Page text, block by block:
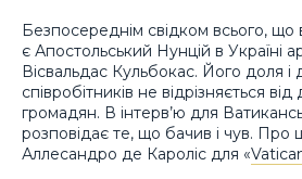
Безпосереднім свідком всього, що
є Апостольський Нунцій в Україні
Вісвальдас Кульбокас. Його доля і
співробітників не відрізняється від
громадян. В інтерв’ю для
розповідає те, що бачив і чув. Про
Аллесандро де Кароліс для «